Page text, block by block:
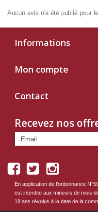
Aucun avis n'a été publié pour
Informations
Mon compte
Contact
Recevez nos
En application de l’ordonnance
est interdite aux mineurs de mois
18 ans révolus à la date de la